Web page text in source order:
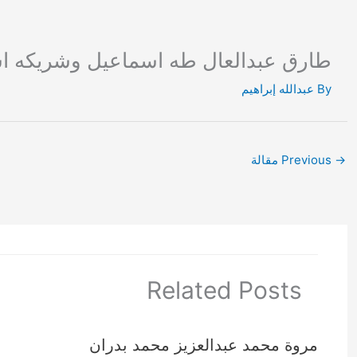
طارق عبدالعال طه اسماعيل وشريكه
By عبدالله إبراهيم
→
Related Posts
مروة محمد عبدالعزيز محمد بدران